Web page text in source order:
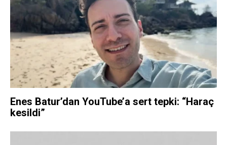
Enes Batur’dan YouTube’a sert tepki: “Haraç
kesildi”